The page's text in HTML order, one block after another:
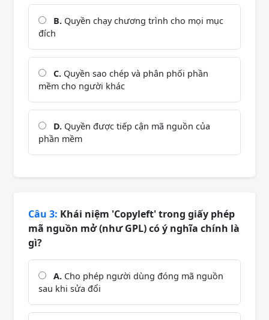
B. Quyền chạy chương trình cho mọi mục
đích
C. Quyền sao chép và phân phối phần
mềm cho người khác
D. Quyền được tiếp cận mã nguồn của
phần mềm
Câu 3: Khái niệm 'Copyleft' trong giấy phép
mã nguồn mở (như GPL) có ý nghĩa chính là
gì?
A. Cho phép người dùng đóng mã nguồn
sau khi sửa đổi